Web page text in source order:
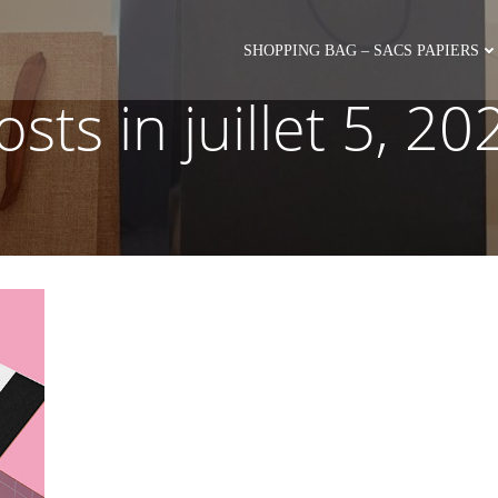
SHOPPING BAG – SACS PAPIERS
in juillet 5,